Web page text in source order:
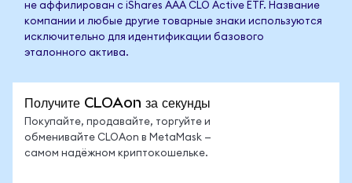
не аффилирован с iShares AAA CLO Active ETF. Название
компании и любые другие товарные знаки используются
исключительно для идентификации базового
эталонного актива.
Получите CLOAon за секунды
Покупайте, продавайте, торгуйте и
обменивайте CLOAon в MetaMask —
самом надёжном криптокошельке.